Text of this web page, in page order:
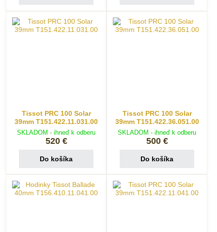
Tissot PRC 100 Solar
39mm T151.422.11.031.00
SKLADOM - ihneď k odberu
520 €
Do košíka
Tissot PRC 100 Solar
39mm T151.422.36.051.00
SKLADOM - ihneď k odberu
500 €
Do košíka